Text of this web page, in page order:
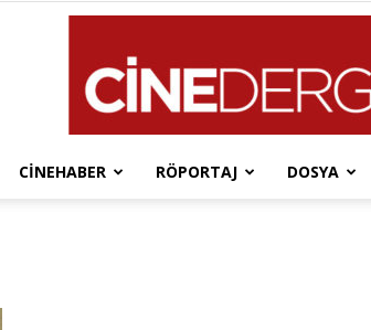
CINEHABER RÖPORTAJ DOSYA